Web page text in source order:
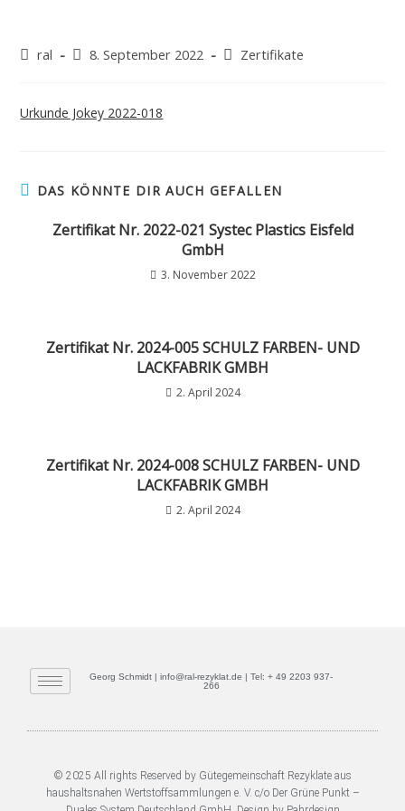
ral 8. September 2022 Zertifikate
Urkunde Jokey 2022-018
DAS KÖNNTE DIR AUCH GEFALLEN
Zertifikat Nr. 2022-021 Systec Plastics Eisfeld
GmbH
3. November 2022
Zertifikat Nr. 2024-005 SCHULZ FARBEN- UND
LACKFABRIK GMBH
2. April 2024
Zertifikat Nr. 2024-008 SCHULZ FARBEN- UND
LACKFABRIK GMBH
2. April 2024
Georg Schmidt | info@ral-rezyklat.de | Tel: + 49 2203 937-
266
© 2025 All rights Reserved by Gütegemeinschaft Rezyklate aus
haushaltsnahen Wertstoffsammlungen e. V. c/o Der Grüne Punkt –